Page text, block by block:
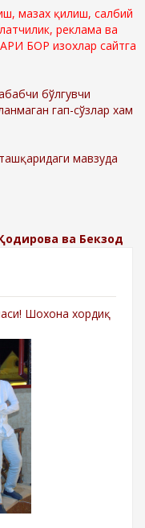
мазах қилиш, салбий
реклама ва
БОР изохлар сайтга
бўлгувчи
гап-сўзлар хам
мавзуда
ва Бекзод
Шохона хордиқ